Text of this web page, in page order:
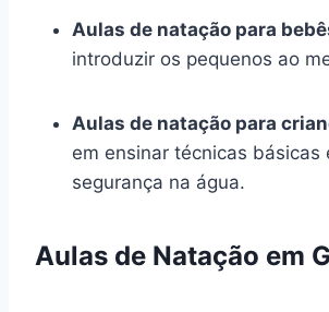
Aulas de natação para
introduzir os pequenos ao
Aulas de natação para
em ensinar técnicas básicas
segurança na água.
Aulas de Natação em